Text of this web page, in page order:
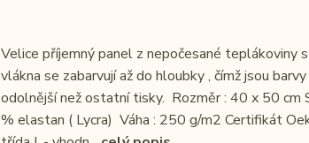
Velice příjemný panel z nepočesané teplákoviny
vlákna se zabarvují až do hloubky , čímž jsou
odolnější než ostatní tisky. Rozměr : 40 x 50 cm
% elastan ( Lycra) Váha : 250 g/m2 Certifikát